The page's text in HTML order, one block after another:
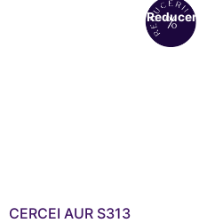
Reduceri!
CERCEI AUR S313